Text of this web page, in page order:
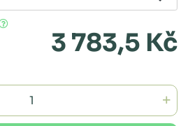
3 783,5 Kč